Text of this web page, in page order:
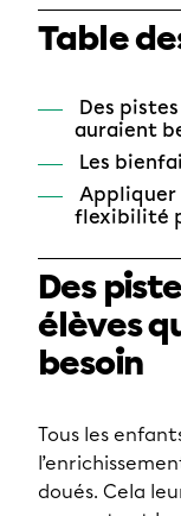
Table
Des
auraient
Les
Appliquer
flexibilité
Des
élèves
besoin
Tous les
doués. Cela